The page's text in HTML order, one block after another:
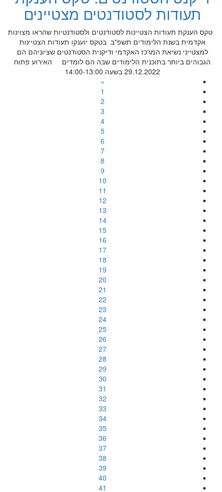
תעודות לסטודנטים מצטיינים
טקס הענקת תעודות הצטיינות לסטודנטים ולסטודנטיות שהראו מצוינות
אקדמית בשנת הלימודים תשפ"ב בטקס יוענקו תעודות הצטיינות
למצטייני נשיאת המרכז האקדמי ודיקנית הסטודנטים שציוניהם הם
הגבוהים ביותר בתוכנית הלימודים שבה הם לומדים האירוע פתוח
29.12.2022 בשעה 14:00-13:00
«
1
2
3
4
5
6
7
8
9
10
11
12
13
14
15
16
17
18
19
20
21
22
23
24
25
26
27
28
29
30
31
32
33
34
35
36
37
38
39
40
41